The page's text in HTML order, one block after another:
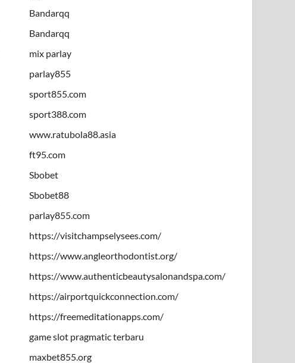
Bandarqq
Bandarqq
mix parlay
parlay855
sport855.com
sport388.com
www.ratubola88.asia
ft95.com
Sbobet
Sbobet88
parlay855.com
https://visitchampselysees.com/
https://www.angleorthodontist.org/
https://www.authenticbeautysalonandspa.com/
https://airportquickconnection.com/
https://freemeditationapps.com/
game slot pragmatic terbaru
maxbet855.org